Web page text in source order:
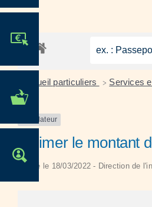
MES DÉMARCHES
Accueil particuliers > Services
Simulateur
Estimer le montant
Vérifié le 18/03/2022 - Direction de